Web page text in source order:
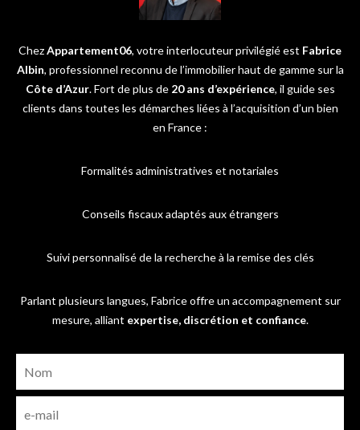
ChezAppartement06, votre interlocuteur privilégié est Fabrice
Albin, professionnel reconnu de l’immobilier haut de gamme sur la
Côte d’Azur. Fort de plus de 20 ans d’expérience, il guide ses
clients dans toutes les démarches liées à l’acquisition d’un bien
en France :
Formalités administratives et notariales
Conseils fiscaux adaptés aux étrangers
Suivi personnalisé de la recherche à la remise des clés
Parlant plusieurs langues, Fabrice offre un accompagnement sur
mesure, alliant expertise, discrétion et confiance.